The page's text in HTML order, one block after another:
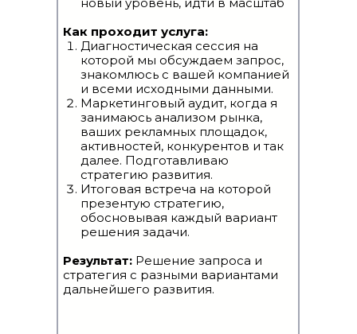
Как проходит услуга:
Диагностическая сессия на
которой мы обсуждаем запрос,
знакомлюсь с вашей компанией
и всеми исходными данными.
Маркетинговый аудит, когда я
занимаюсь анализом рынка,
ваших рекламных площадок,
активностей, конкурентов и так
далее. Подготавливаю
стратегию развития.
Итоговая встреча на которой
презентую стратегию,
обосновывая каждый вариант
решения задачи.
Результат: Решение запроса и
стратегия с разными вариантами
дальнейшего развития.